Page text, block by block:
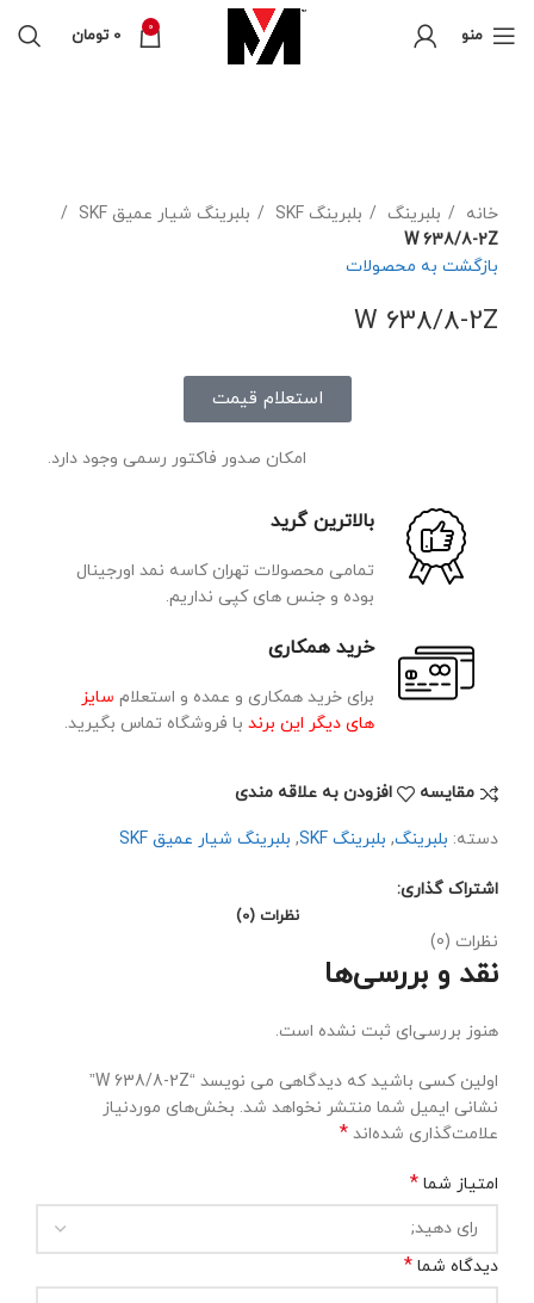
منو 0
0 تومان
خانه
بلبرینگ بلبرینگ SKF
بلبرینگ شیار عمیق SKF
W 638/8-2Z
بازگشت به محصولات
W 638/8-2Z
استعلام قیمت
امکان صدور فاکتور رسمی وجود دارد.
بالاترین گرید
تمامی محصولات تهران کاسه نمد اورجینال
بوده و جنس های کپی نداریم.
خرید همکاری
برای خرید همکاری و عمده و استعلام سایز
های دیگر این برند با فروشگاه تماس بگیرید.
مقايسه افزودن به علاقه مندی
دسته: بلبرینگ, بلبرینگ SKF , بلبرینگ شیار عمیق SKF
اشتراک گذاری:
نظرات (0)
نظرات (0)
نقد و بررسی‌ها
هنوز بررسی‌ای ثبت نشده است.
اولین کسی باشید که دیدگاهی می نویسد “W 638/8-2Z”
نشانی ایمیل شما منتشر نخواهد شد. بخش‌های موردنیاز
علامت‌گذاری شده‌اند *
امتیاز شما *
دیدگاه شما *